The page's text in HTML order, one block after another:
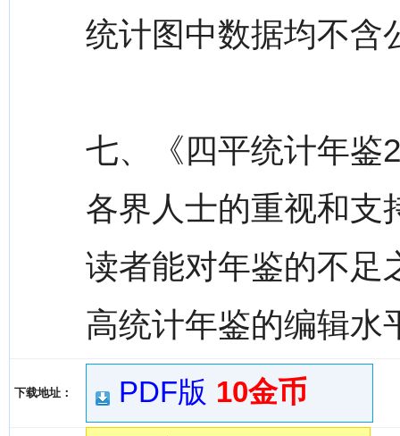
统计图中数据均不含
七、《四平统计年鉴
各界人士的重视和支
读者能对年鉴的不足
高统计年鉴的编辑水
下载地址： PDF版 10金币